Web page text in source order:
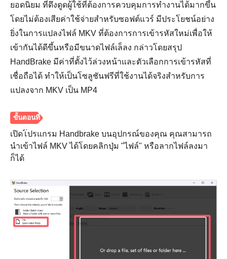
ขั้นตอนที่
3
ยอดนิยม ที่ดึงดูดผู้ใช้ที่ต้องการควบคุมการทำงานได้มากขึ้น
โดยไม่ต้องเสียค่าใช้จ่ายสำหรับซอฟต์แวร์ มีประโยชน์อย่าง
ยิ่งในการแปลงไฟล์ MKV ที่ต้องการการเข้ารหัสใหม่เพื่อให้
เข้ากันได้ดีขึ้นหรือมีขนาดไฟล์เล็ลง กล่าวโดยสรุป
HandBrake มีค่าที่ตั้งไว้ล่วงหน้าและตัวเลือกการเข้ารหัสที่
เชื่อถือได้ ทำให้เป็นโซลูชันฟรีที่ใช้งานได้จริงสำหรับการ
แปลงจาก MKV เป็น MP4
เปิดโปรแกรม Handbrake บนอุปกรณ์ของคุณ คุณสามารถ
นำเข้าไฟล์ MKV ได้โดยคลิกปุ่ม "ไฟล์" หรือลากไฟล์ลงมา
ก็ได้